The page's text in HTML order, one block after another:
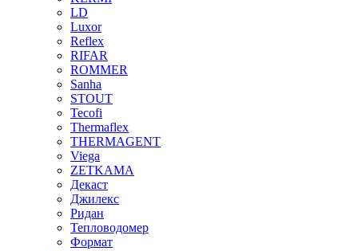
LD
Luxor
Reflex
RIFAR
ROMMER
Sanha
STOUT
Tecofi
Thermaflex
THERMAGENT
Viega
ZETKAMA
Декаст
Джилекс
Ридан
Тепловодомер
Формат